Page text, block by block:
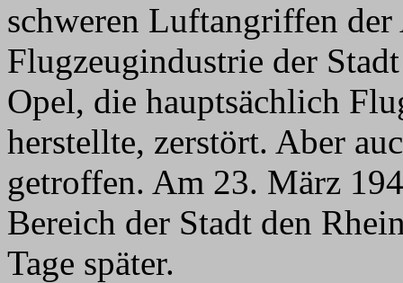
schweren Luftangriffen
Flugzeugindustrie der
Opel, die hauptsächlich
herstellte, zerstört. Aber
getroffen. Am 23. März
Bereich der Stadt den
Tage später.